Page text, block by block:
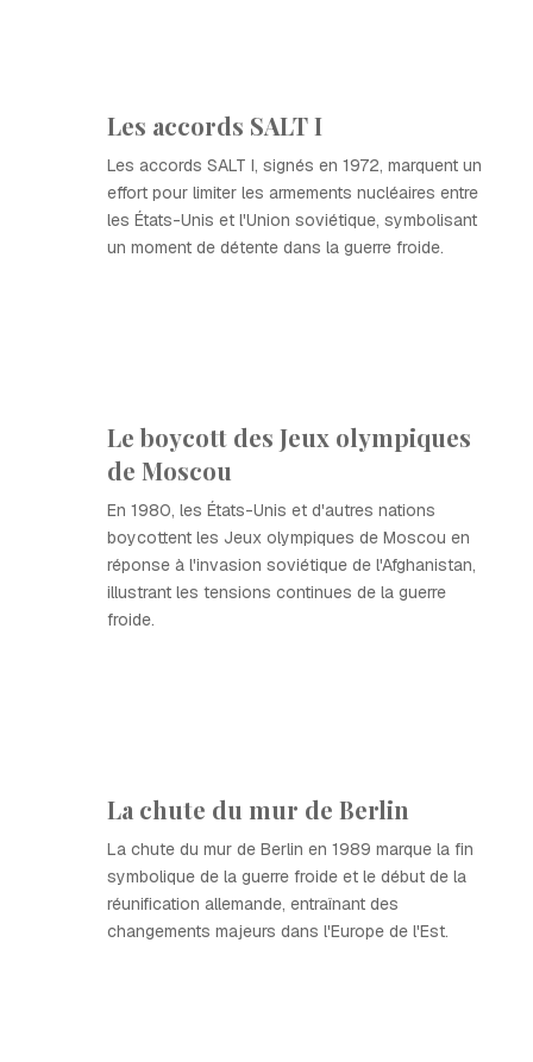
Les accords SALT I
Les accords SALT I, signés en 1972, marquent un
effort pour limiter les armements nucléaires entre
les États-Unis et l'Union soviétique, symbolisant
un moment de détente dans la guerre froide.
Le boycott des Jeux olympiques
de Moscou
En 1980, les États-Unis et d'autres nations
boycottent les Jeux olympiques de Moscou en
réponse à l'invasion soviétique de l'Afghanistan,
illustrant les tensions continues de la guerre
froide.
La chute du mur de Berlin
La chute du mur de Berlin en 1989 marque la fin
symbolique de la guerre froide et le début de la
réunification allemande, entraînant des
changements majeurs dans l'Europe de l'Est.